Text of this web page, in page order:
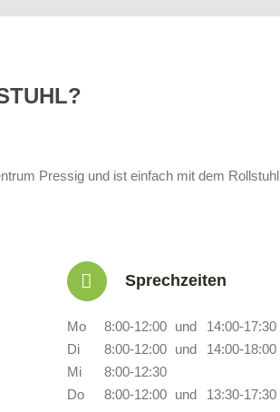
Pressig und ist einfach mit dem Rollstuhl
Sprechzeiten
Mo 8:00-12:00 und
14:00-17:30
Di
8:00-12:00 und
14:00-18:00
Mi
8:00-12:30
Do
8:00-12:00 und
13:30-17:30